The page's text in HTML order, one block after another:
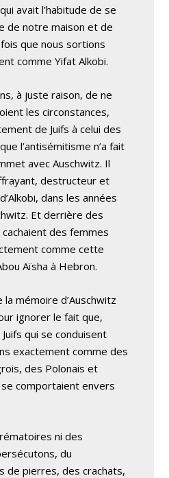
avait l’habitude de se
de notre maison et de
que nous sortions
comme Yifat Alkobi.
à juste raison, de ne
les circonstances,
de Juifs à celui des
l’antisémitisme n’a fait
avec Auschwitz. Il
destructeur et
dans les années
Et derrière des
des femmes
comme cette
Aïsha à Hebron.
mémoire d’Auschwitz
ignorer le fait que,
qui se conduisent
exactement comme des
des Polonais et
comportaient envers
ni des
du
de pierres, des crachats,